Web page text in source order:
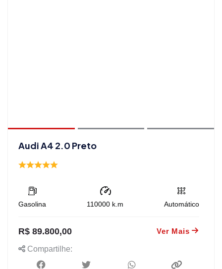
Audi A4 2.0 Preto
Gasolina 110000 k.m Automático
R$ 89.800,00 Ver Mais
Compartilhe: